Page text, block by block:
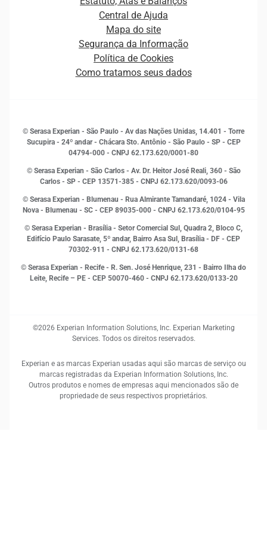
Curso Gratuito de Saúde Financeira
Empreendedorismo
Estudos e Pesquisas
Inovação e Tecnologia
Leis e impostos
Marketing
Open Finance
Proteção de Dados
Sustentabilidade Corporativa
Distribuidores e representantes
Estrutura Organizacional
Sala de Imprensa
Central de Ajuda
Mapa do site
Segurança da Informação
Política de Cookies
Como tratamos seus dados
© Serasa Experian - São Paulo - Av das Nações Unidas, 14.401 - Torre
Sucupira - 24º andar - Chácara Sto. Antônio - São Paulo - SP - CEP
04794-000 - CNPJ 62.173.620/0001-80
© Serasa Experian - São Carlos - Av. Dr. Heitor José Reali, 360 - São
Carlos - SP - CEP 13571-385 - CNPJ 62.173.620/0093-06
© Serasa Experian - Blumenau - Rua Almirante Tamandaré, 1024 - Vila
Nova - Blumenau - SC - CEP 89035-000 - CNPJ 62.173.620/0104-95
© Serasa Experian - Brasília - Setor Comercial Sul, Quadra 2, Bloco C,
Edifício Paulo Sarasate, 5º andar, Bairro Asa Sul, Brasília - DF - CEP
70302-911 - CNPJ 62.173.620/0131-68
© Serasa Experian - Recife - R. Sen. José Henrique, 231 - Bairro Ilha do
Leite, Recife – PE - CEP 50070-460 - CNPJ 62.173.620/0133-20
©2026 Experian Information Solutions, Inc. Experian Marketing
Services. Todos os direitos reservados.
Experian e as marcas Experian usadas aqui são marcas de serviço ou
marcas registradas da Experian Information Solutions, Inc.
Outros produtos e nomes de empresas aqui mencionados são de
propriedade de seus respectivos proprietários.